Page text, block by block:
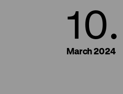
10.
March 2024